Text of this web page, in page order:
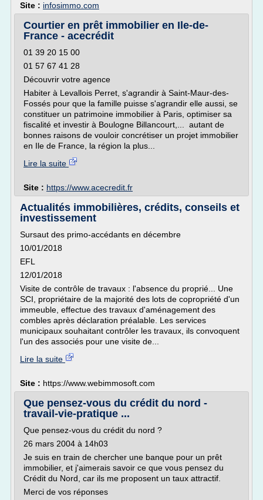
Site : infosimmo.com
Courtier en prêt immobilier en Ile-de-
France - acecrédit
01 39 20 15 00
01 57 67 41 28
Découvrir votre agence
Habiter à Levallois Perret, s'agrandir à Saint-Maur-des-
Fossés pour que la famille puisse s'agrandir elle aussi, se
constituer un patrimoine immobilier à Paris, optimiser sa
fiscalité et investir à Boulogne Billancourt,... autant de
bonnes raisons de vouloir concrétiser un projet immobilier
en Ile de France, la région la plus...
Lire la suite
Site : https://www.acecredit.fr
Actualités immobilières, crédits, conseils et
investissement
Sursaut des primo-accédants en décembre
10/01/2018
EFL
12/01/2018
Visite de contrôle de travaux : l'absence du proprié... Une
SCI, propriétaire de la majorité des lots de copropriété d'un
immeuble, effectue des travaux d'aménagement des
combles après déclaration préalable. Les services
municipaux souhaitant contrôler les travaux, ils convoquent
l'un des associés pour une visite de...
Lire la suite
Site : https://www.webimmosoft.com
Que pensez-vous du crédit du nord -
travail-vie-pratique ...
Que pensez-vous du crédit du nord ?
26 mars 2004 à 14h03
Je suis en train de chercher une banque pour un prêt
immobilier, et j'aimerais savoir ce que vous pensez du
Crédit du Nord, car ils me proposent un taux attractif.
Merci de vos réponses